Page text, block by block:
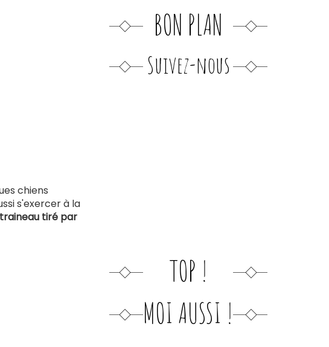
chiens
s'exercer à la
tiré par
BON PLAN
Suivez-nous
TOP !
MOI AUSSI !